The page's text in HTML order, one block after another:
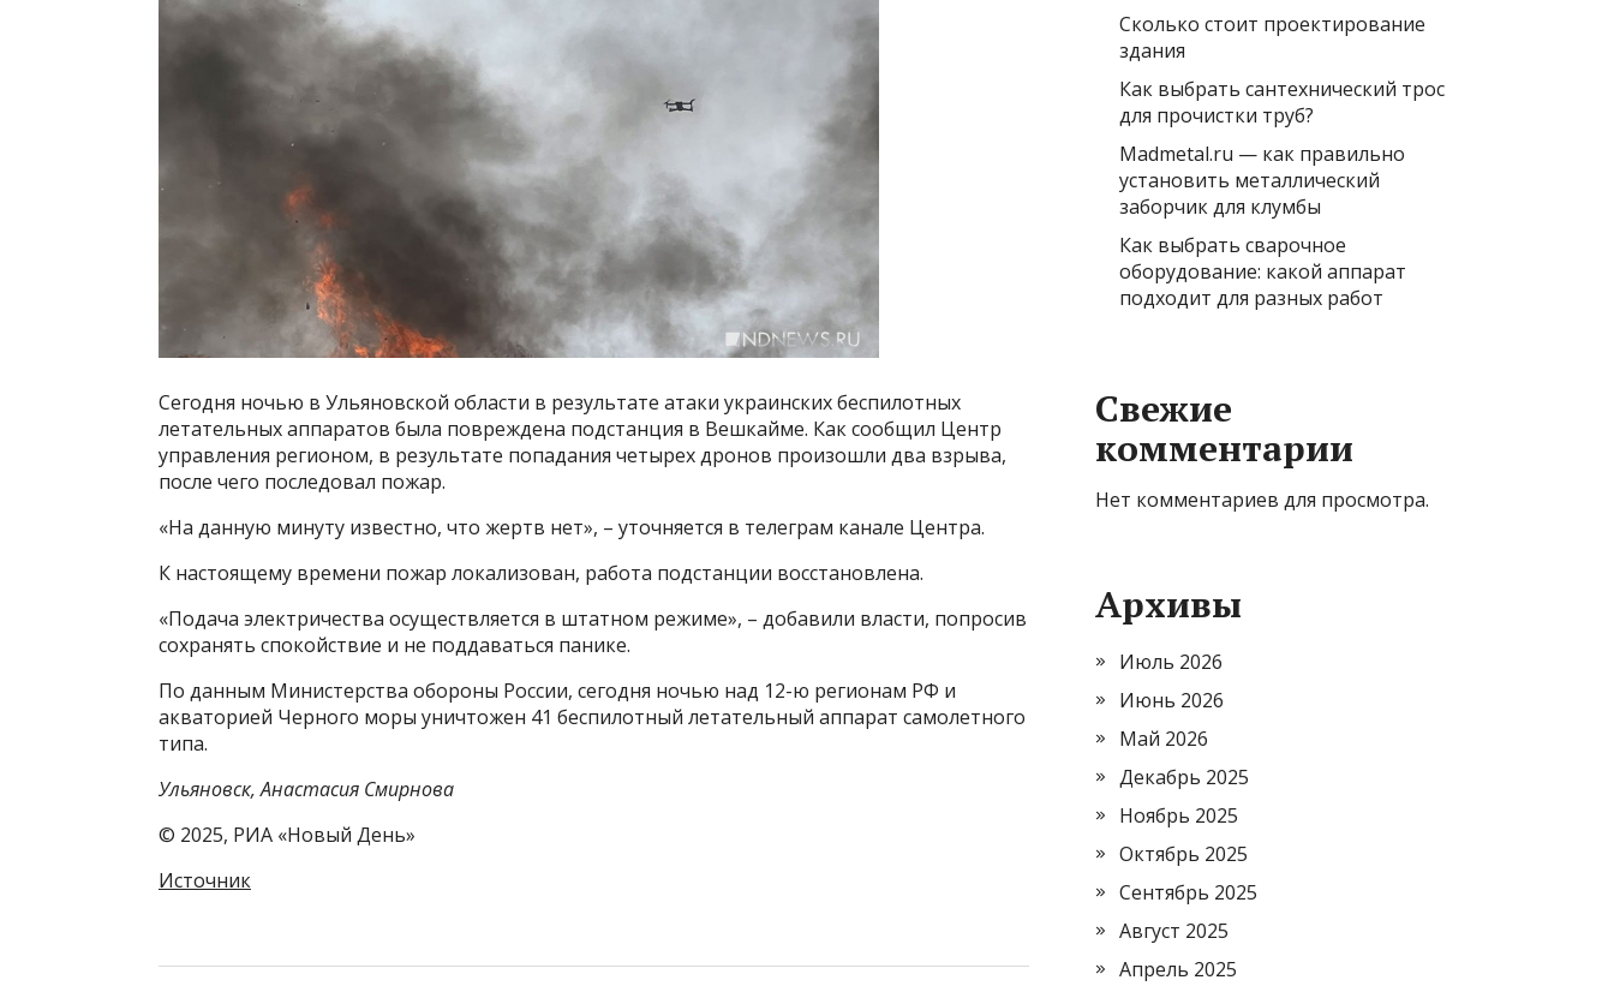
Сегодня ночью в Ульяновской области в результате атаки украинских беспилотных
летательных аппаратов была повреждена подстанция в Вешкайме. Как сообщил Центр
управления регионом, в результате попадания четырех дронов произошли два взрыва,
после чего последовал пожар.
«На данную минуту известно, что жертв нет», – уточняется в телеграм канале Центра.
К настоящему времени пожар локализован, работа подстанции восстановлена.
«Подача электричества осуществляется в штатном режиме», – добавили власти, попросив
сохранять спокойствие и не поддаваться панике.
По данным Министерства обороны России, сегодня ночью над 12-ю регионам РФ и
акваторией Черного моры уничтожен 41 беспилотный летательный аппарат самолетного
типа.
Ульяновск, Анастасия Смирнова
© 2025, РИА «Новый День»
Источник
Сколько стоит проектирование
здания
Как выбрать сантехнический трос
для прочистки труб?
Madmetal.ru — как правильно
установить металлический
заборчик для клумбы
Как выбрать сварочное
оборудование: какой аппарат
подходит для разных работ
Свежие
комментарии
Нет комментариев для просмотра.
Архивы
Июль 2026
Июнь 2026
Май 2026
Декабрь 2025
Ноябрь 2025
Октябрь 2025
Сентябрь 2025
Август 2025
Апрель 2025